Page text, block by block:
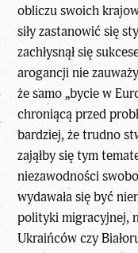
obliczu swoich
siły zastanowić się
zachłysnął się
arogancji nie
że samo „bycie w
chroniącą przed
bardziej, że trudno
zająłby się tym
niezawodności
wydawała się być
polityki migracyjnej,
Ukraińców czy